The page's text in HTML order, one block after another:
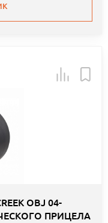
OBJ 04-
ПРИЦЕЛА